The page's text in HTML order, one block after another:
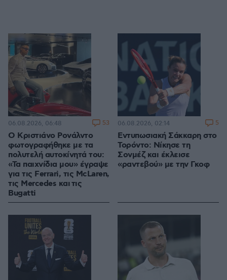
Ο Κριστιάνο Ρονάλντο
φωτογραφήθηκε με τα
πολυτελή αυτοκίνητά του:
«Τα παιχνίδια μου» έγραψε
για τις Ferrari, τις McLaren,
τις Mercedes και τις
Bugatti
06.08.2026, 06:48 53
Εντυπωσιακή Σάκκαρη στο
Τορόντο: Νίκησε τη
Σονμέζ και έκλεισε
«ραντεβού» με την Γκοφ
06.08.2026, 02:14 5